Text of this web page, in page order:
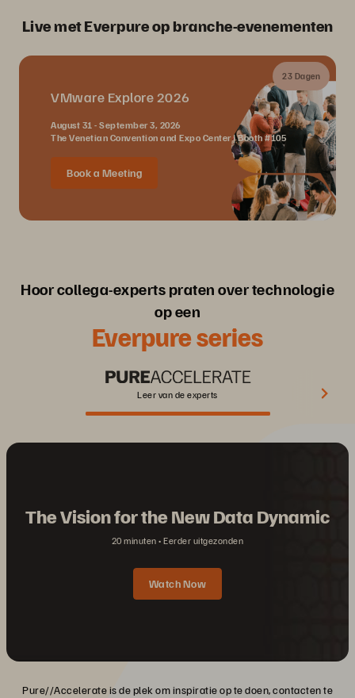
Live met Everpure op branche-evenementen
23 Dagen
VMware Explore 2026
August 31 - September 3, 2026
The Venetian Convention and Expo Center | Booth #105
Book a Meeting
Hoor collega-experts praten over technologie
op een
Everpure series
Leer van de experts
The Vision for the New Data Dynamic
20 minuten Eerder uitgezonden
Watch Now
Pure//Accelerate is de plek om inspiratie op te doen, contacten te